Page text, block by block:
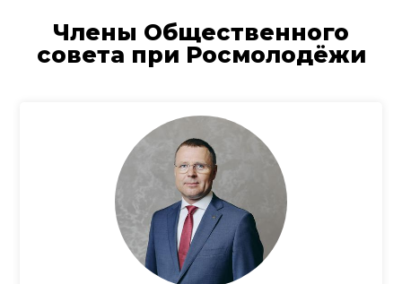
Члены Общественного
совета при Росмолодёжи